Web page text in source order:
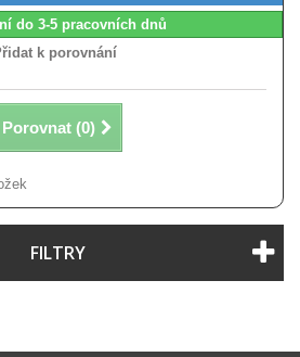
do 3-5 pracovních dnů
k porovnání
Porovnat (0)
FILTRY